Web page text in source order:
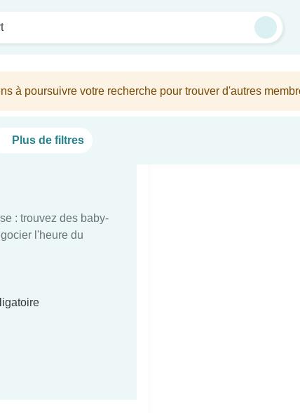
à poursuivre votre recherche pour trouver d'autres
Plus de filtres
: trouvez des baby-
l'heure du